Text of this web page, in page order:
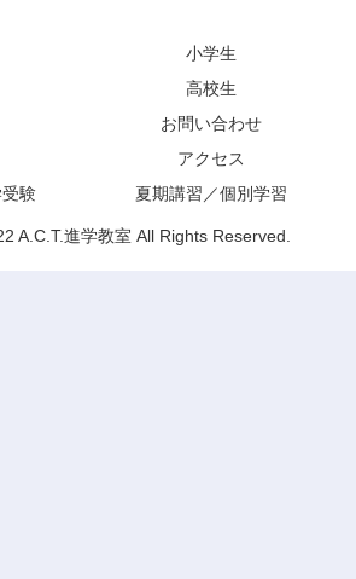
小学生
高校生
お問い合わせ
アクセス
験
夏期講習／個別学習
A.C.T.進学教室 All Rights Reserved.